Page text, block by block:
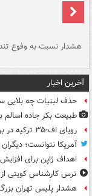
هشدار نسبت به وفوع
آخرین اخبار
حذف لبنیات چه بلایی
طبیعت بکر جاده اسالم
رویای اف-۳۵ ترکیه در بن‌بست
آمریکا نتوانست؛
اهداف ژاپن برای
ترس کارشناس کویتی
هشدار پلیس تهران